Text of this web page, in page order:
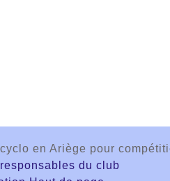
en Ariège pour
responsables du club